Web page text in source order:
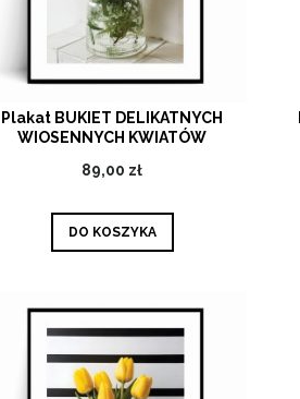
Plakat BUKIET DELIKATNYCH
WIOSENNYCH KWIATÓW
89,00 zł
DO KOSZYKA